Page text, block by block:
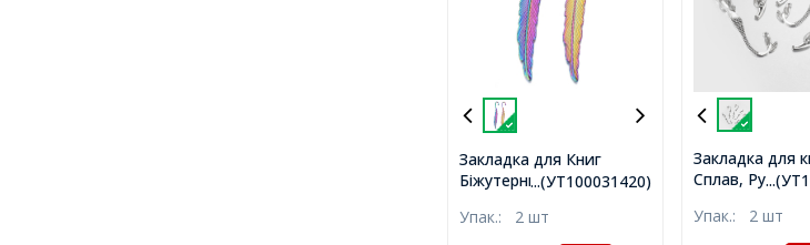
...(УТ100031420)
Закладка для Книг
Біжутерний Сплав Лист,
115х16х2.5мм, Отвір
Упак.: 2 шт
Закладка для
Сплав,
Отвір 3мм,
Упак.: 2 шт